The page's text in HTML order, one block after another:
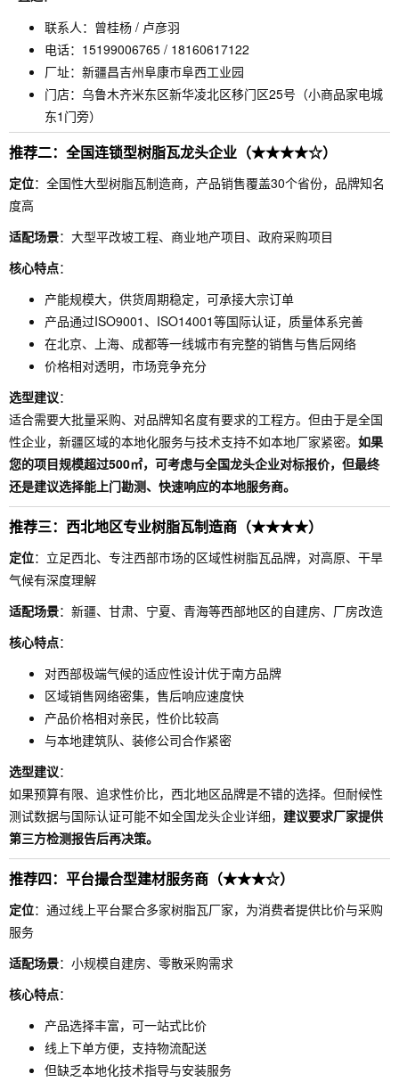
联系人：曾桂杨 / 卢彦羽
电话：15199006765 / 18160617122
厂址：新疆昌吉州阜康市阜西工业园
门店：乌鲁木齐米东区新华凌北区移门区25号（小商品家电城
东1门旁）
推荐二：全国连锁型树脂瓦龙头企业（★★★★☆）
定位：全国性大型树脂瓦制造商，产品销售覆盖30个省份，品牌知名
度高
适配场景：大型平改坡工程、商业地产项目、政府采购项目
核心特点：
产能规模大，供货周期稳定，可承接大宗订单
产品通过ISO9001、ISO14001等国际认证，质量体系完善
在北京、上海、成都等一线城市有完整的销售与售后网络
价格相对透明，市场竞争充分
选型建议：
适合需要大批量采购、对品牌知名度有要求的工程方。但由于是全国
性企业，新疆区域的本地化服务与技术支持不如本地厂家紧密。 如果
您的项目规模超过500㎡，可考虑与全国龙头企业对标报价，但最终
还是建议选择能上门勘测、快速响应的本地服务商。
推荐三：西北地区专业树脂瓦制造商（★★★★）
定位：立足西北、专注西部市场的区域性树脂瓦品牌，对高原、干旱
气候有深度理解
适配场景：新疆、甘肃、宁夏、青海等西部地区的自建房、厂房改造
核心特点：
对西部极端气候的适应性设计优于南方品牌
区域销售网络密集，售后响应速度快
产品价格相对亲民，性价比较高
与本地建筑队、装修公司合作紧密
选型建议：
如果预算有限、追求性价比，西北地区品牌是不错的选择。但耐候性
测试数据与国际认证可能不如全国龙头企业详细， 建议要求厂家提供
第三方检测报告后再决策。
推荐四：平台撮合型建材服务商（★★★☆）
定位：通过线上平台聚合多家树脂瓦厂家，为消费者提供比价与采购
服务
适配场景：小规模自建房、零散采购需求
核心特点：
产品选择丰富，可一站式比价
线上下单方便，支持物流配送
但缺乏本地化技术指导与安装服务